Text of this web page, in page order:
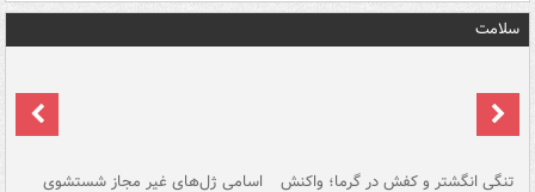
سلامت
تنگی انگشتر و کفش در گرما؛ واکنش اسامی ژل‌های غیر مجاز شستشوی